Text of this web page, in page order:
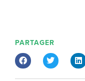
PARTAGER